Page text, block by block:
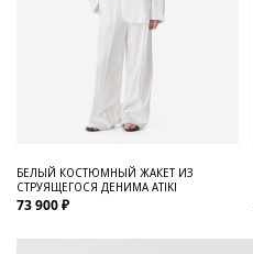
БЕЛЫЙ КОСТЮМНЫЙ ЖАКЕТ ИЗ
СТРУЯЩЕГОСЯ ДЕНИМА ATIKI
73 900 ₽